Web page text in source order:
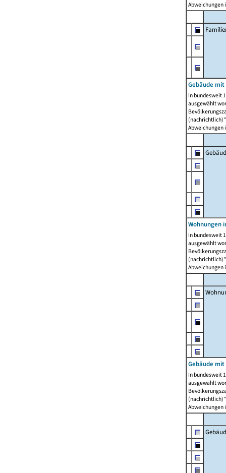
Abweichungen
Gebäude
In bundesweit
ausgewählt
Abweichungen
Wohnungen
In bundesweit
ausgewählt
Abweichungen
Gebäude
In bundesweit
ausgewählt
Abweichungen